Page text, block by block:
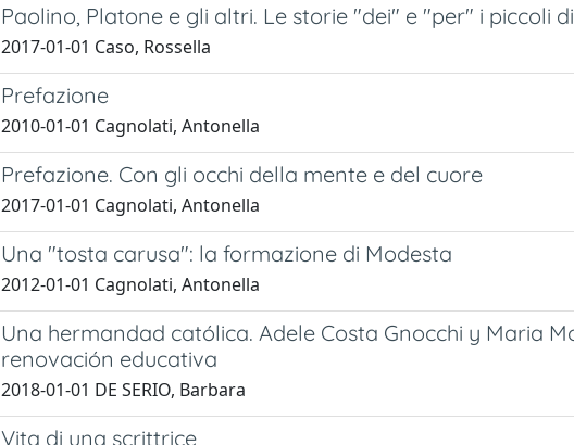
Paolino, Platone e gli altri. Le storie "dei" e "per" i piccoli
2017-01-01 Caso, Rossella
Prefazione
2010-01-01 Cagnolati, Antonella
Prefazione. Con gli occhi della mente e del cuore
2017-01-01 Cagnolati, Antonella
Una "tosta carusa": la formazione di Modesta
2012-01-01 Cagnolati, Antonella
Una hermandad católica. Adele Costa Gnocchi y Maria
renovación educativa
2018-01-01 DE SERIO, Barbara
Vita di una scrittrice